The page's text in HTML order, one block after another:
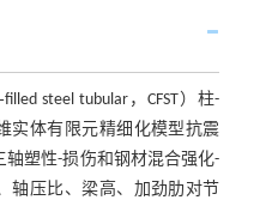
steel tubular，CFST）柱-
实体有限元精细化模型抗震
塑性-损伤和钢材混合强化-
轴压比、梁高、加劲肋对节